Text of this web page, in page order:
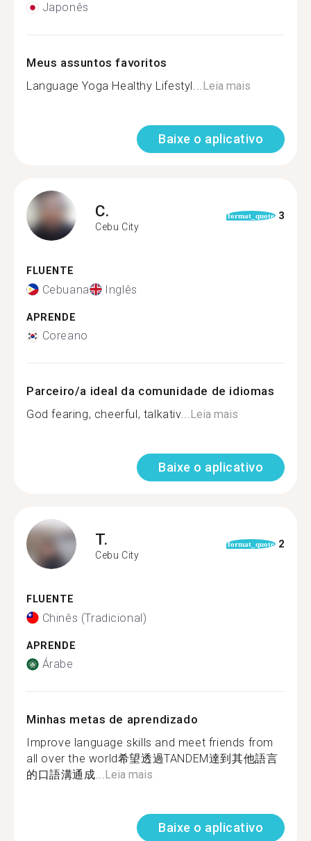
Japonês
Meus assuntos favoritos
Language Yoga Healthy Lifestyl...Leia mais
Baixe o aplicativo
C.
Cebu City
format_quote 3
FLUENTE
Cebuana Inglês
APRENDE
Coreano
Parceiro/a ideal da comunidade de idiomas
God fearing, cheerful, talkativ...Leia mais
Baixe o aplicativo
T.
Cebu City
format_quote 2
FLUENTE
Chinês (Tradicional)
APRENDE
Árabe
Minhas metas de aprendizado
Improve language skills and meet friends from
all over the world希望透過TANDEM達到其他語言
的口語溝通成...Leia mais
Baixe o aplicativo